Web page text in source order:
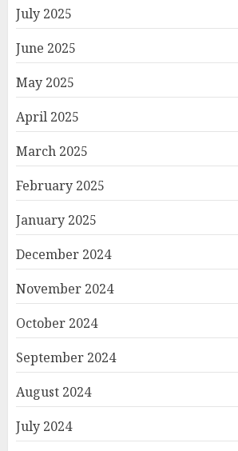
July 2025
June 2025
May 2025
April 2025
March 2025
February 2025
January 2025
December 2024
November 2024
October 2024
September 2024
August 2024
July 2024